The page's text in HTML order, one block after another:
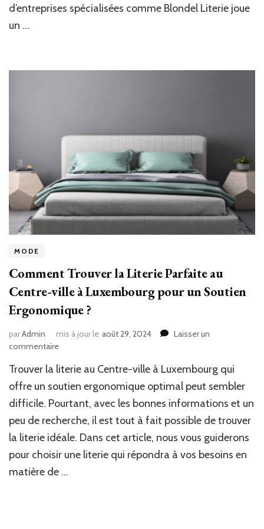
elle
exigeants
d’entreprises spécialisées comme Blondel Literie joue
un …
MODE
Comment Trouver la Literie Parfaite au
Centre-ville à Luxembourg pour un Soutien
Ergonomique ?
parAdmin mis à jour le août 29, 2024
Laisser un
commentairesur
Trouver
la
Parfaite
au
Centre-
ville
à
Luxembourg
Trouver la literie au Centre-ville à Luxembourg qui
offre un soutien ergonomique optimal peut sembler
difficile. Pourtant, avec les bonnes informations et un
peu de recherche, il est tout à fait possible de trouver
la literie idéale. Dans cet article, nous vous guiderons
pour choisir une literie qui répondra à vos besoins en
matière de …